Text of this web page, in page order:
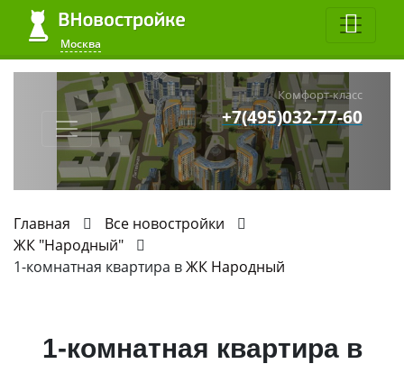
Москва
Комфорт-класс
+7(495)032-77-60
Главная
Все новостройки
ЖК "Народный"
1-комнатная квартира вЖК Народный
1-комнатная квартира в